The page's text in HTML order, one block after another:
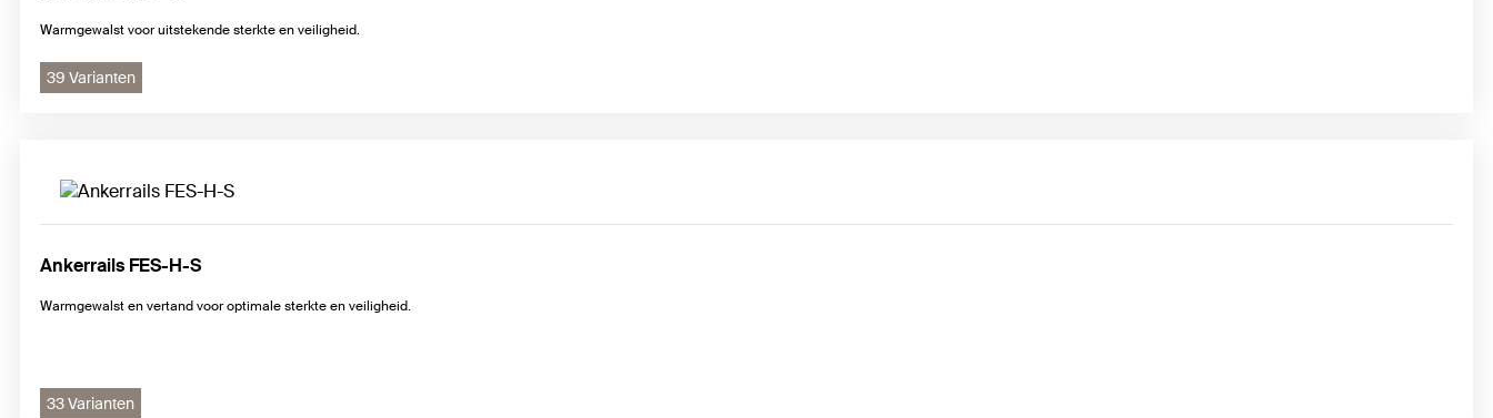
Warmgewalst voor uitstekende sterkte en veiligheid.
39 Varianten
Ankerrails FES-H-S
Warmgewalst en vertand voor optimale sterkte en veiligheid.
33 Varianten